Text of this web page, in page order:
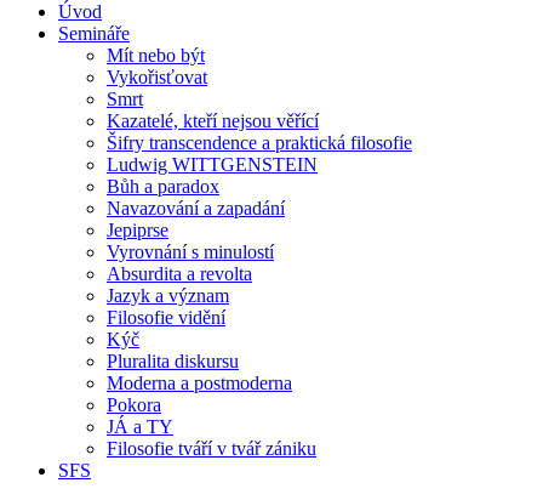
Úvod
Semináře
Mít nebo být
Vykořisťovat
Smrt
Kazatelé, kteří nejsou věřící
Šifry transcendence a praktická filosofie
Ludwig WITTGENSTEIN
Bůh a paradox
Navazování a zapadání
Jepiprse
Vyrovnání s minulostí
Absurdita a revolta
Jazyk a význam
Filosofie vidění
Kýč
Pluralita diskursu
Moderna a postmoderna
Pokora
JÁ a TY
Filosofie tváří v tvář zániku
SFS